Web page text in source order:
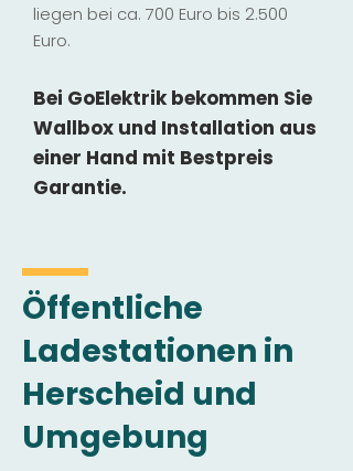
liegen bei ca. 700 Euro bis 2.500
Euro.
Bei GoElektrik bekommen Sie
Wallbox und Installation aus
einer Hand mit Bestpreis
Garantie.
Öffentliche
Ladestationen in
Herscheid und
Umgebung